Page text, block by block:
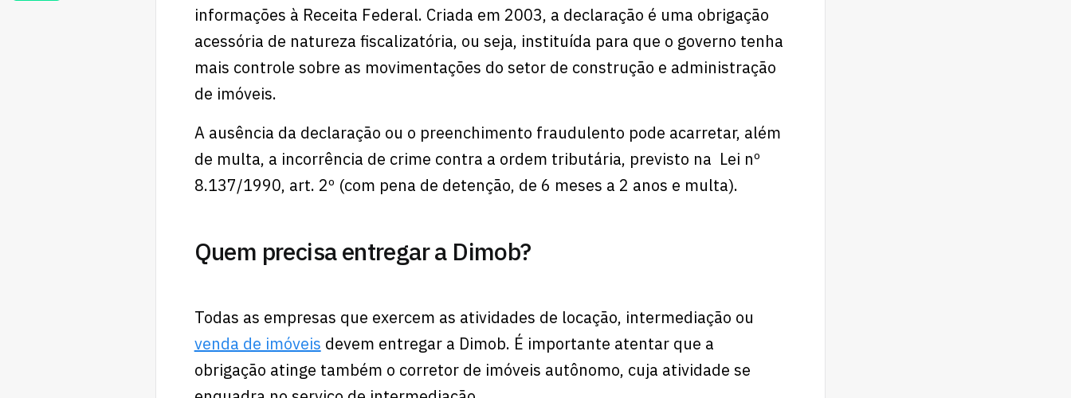
informações à Receita Federal. Criada em 2003, a declaração é uma obrigação
acessória de natureza fiscalizatória, ou seja, instituída para que o governo tenha
mais controle sobre as movimentações do setor de construção e administração
de imóveis.
A ausência da declaração ou o preenchimento fraudulento pode acarretar, além
de multa, a incorrência de crime contra a ordem tributária, previsto na Lei nº
8.137/1990, art. 2º (com pena de detenção, de 6 meses a 2 anos e multa).
Quem precisa entregar a Dimob?
Todas as empresas que exercem as atividades de locação, intermediação ou
venda de imóveis devem entregar a Dimob. É importante atentar que a
obrigação atinge também o corretor de imóveis autônomo, cuja atividade se